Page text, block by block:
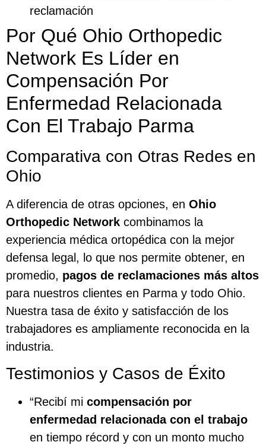
reclamación
Por Qué Ohio Orthopedic
Network Es Líder en
Compensación Por
Enfermedad Relacionada
Con El Trabajo Parma
Comparativa con Otras Redes en
Ohio
A diferencia de otras opciones, en Ohio
Orthopedic Network combinamos la
experiencia médica ortopédica con la mejor
defensa legal, lo que nos permite obtener, en
promedio, pagos de reclamaciones más altos
para nuestros clientes en Parma y todo Ohio.
Nuestra tasa de éxito y satisfacción de los
trabajadores es ampliamente reconocida en la
industria.
Testimonios y Casos de Éxito
“Recibí mi compensación por
enfermedad relacionada con el trabajo
en tiempo récord y con un monto mucho